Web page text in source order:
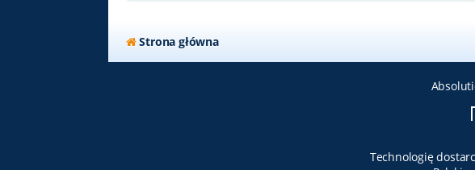
Strona główna
Technologię